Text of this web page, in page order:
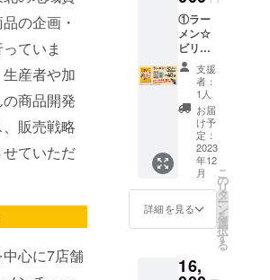
の企画・
ていま
産者や加
商品開発
販売戦略
ていただ
心に7店舗
月3日
（日）
までに
ご支援
いただ
いた方
への発
送は、
12月下
旬予定
です。
い。 ②
につい
て パッ
ケージ
サイ
ズ：
W130×
H180×
D25mm
（1個）
◎食品
表示 原
材料
バラ肉
（国
醤油、
みりん
アル
コー
ル、か
んす
い、カ
ラメル
色素、
クチナ
シ色
素、増
粘多糖
類、
（一部
麦・
卵・大
肉を含
白）、
醤油、
動物油
脂、
ポーク
エキ
ス、鶏
ガラ
スー
プ、チ
キンエ
キス、
食塩、
砂糖混
合異性
し、醸
名： 豚
バラ肉
（国
産）、
醤油、
みりん
風調味
料、に
んに
く、ね
ぎ／調
味料
（アミ
ノ酸
等）、
豆・豚
①ラー
メン☆
ビリー
（G系醤
油味）
40袋 ②
お礼の
手紙 ③
ビリー
が支援
者の名
前を
X（旧
Twitter
）でつ
ぶやく
につい
支援
者：
1人
お届
け予
定：
2023
年12
月
詳細を見る
こ
の
リ
タ
ー
ン
を
選
択
す
る
16,